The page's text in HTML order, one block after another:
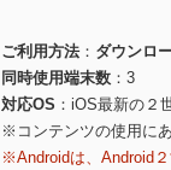
ご利用方法
ダウンロ
同時使用端末数
3
対応OS
iOS最新の２
※コンテンツの使用に
※Androidは、Android